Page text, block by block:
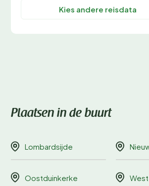
Kies andere reisdata
Plaatsen in de buurt
Lombardsijde
Oostduinkerke